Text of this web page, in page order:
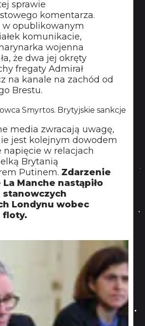
sprawie
komentarza.
w opublikowanym
komunikacie,
wojenna
że dwa jej okręty
fregaty Admirał
na kanale na zachód od
Brestu.
Smyrtos. Brytyjskie sankcje
media zwracają uwagę,
jest kolejnym dowodem
napięcie w relacjach
Brytanią
Putinem. Zdarzenie
Manche nastąpiło
Londynu wobec
floty.